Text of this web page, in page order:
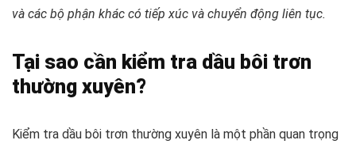
và các bộ phận khác có tiếp xúc và chuyển động liên tục.
Tại sao cần kiểm tra dầu bôi trơn
thường xuyên?
Kiểm tra dầu bôi trơn thường xuyên là một phần quan trọng